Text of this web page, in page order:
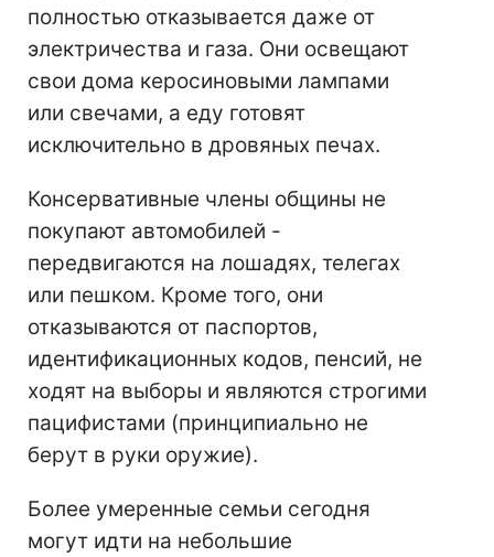
полностью отказывается даже от
электричества и газа. Они освещают
свои дома керосиновыми лампами
или свечами, а еду готовят
исключительно в дровяных печах.
Консервативные члены общины не
покупают автомобилей -
передвигаются на лошадях, телегах
или пешком. Кроме того, они
отказываются от паспортов,
идентификационных кодов, пенсий, не
ходят на выборы и являются строгими
пацифистами (принципиально не
берут в руки оружие).
Более умеренные семьи сегодня
могут идти на небольшие